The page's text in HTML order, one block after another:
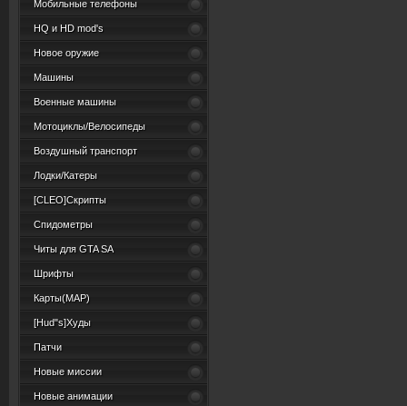
Мобильные телефоны
HQ и HD mod's
Новое оружие
Машины
Военные машины
Мотоциклы/Велосипеды
Воздушный транспорт
Лодки/Катеры
[CLEO]Скрипты
Спидометры
Читы для GTA SA
Шрифты
Карты(MAP)
[Hud"s]Худы
Патчи
Новые миссии
Новые анимации